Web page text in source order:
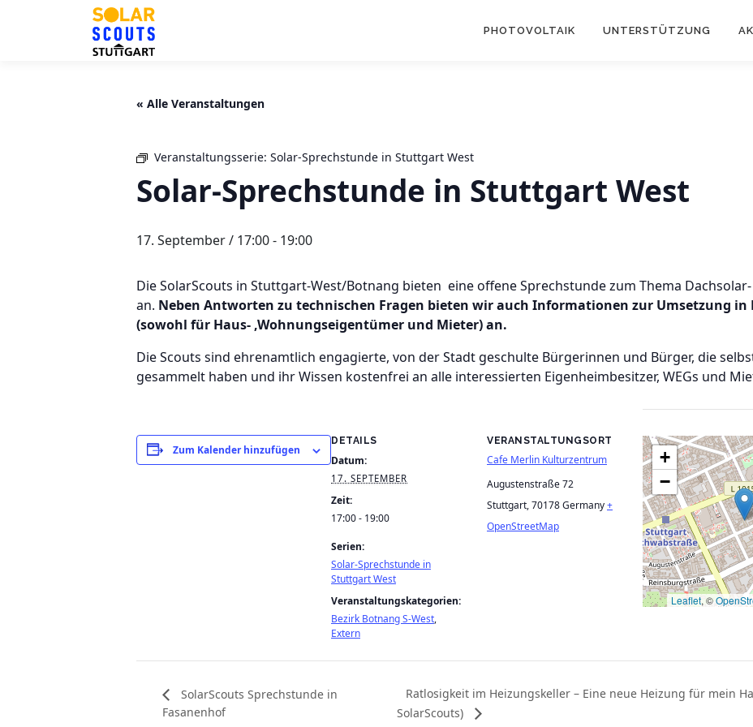
PHOTOVOLTAIK UNTERSTÜTZUNG
« Alle Veranstaltungen
Veranstaltungsserie: Solar-Sprechstunde in Stuttgart West
Solar-Sprechstunde in Stuttgart West
17. September / 17:00- 19:00
Die SolarScouts in Stuttgart-West/Botnang bieten eine offene Sprechstunde zum Thema
an. Neben Antworten zu technischen Fragen bieten wir auch Informationen zur Umsetzung
(sowohl für Haus- ,Wohnungseigentümer und Mieter) an.
Die Scouts sind ehrenamtlich engagierte, von der Stadt geschulte Bürgerinnen und Bürger, die
gesammelt haben und ihr Wissen kostenfrei an alle interessierten Eigenheimbesitzer, WEGs und
Zum Kalender hinzufügen
DETAILS
Datum:
17. SEPTEMBER
Zeit:
17:00 - 19:00
Serien:
Solar-Sprechstunde in
Stuttgart West
Veranstaltungskategorien:
Bezirk Botnang S-West,
Extern
VERANSTALTUNGSORT
Cafe Merlin Kulturzentrum
Augustenstraße 72
Stuttgart,70178Germany+
OpenStreetMap
+
−
Leaflet, ©
SolarScouts Sprechstunde in
Fasanenhof
Ratlosigkeit im Heizungskeller – Eine neue Heizung für mein
SolarScouts)